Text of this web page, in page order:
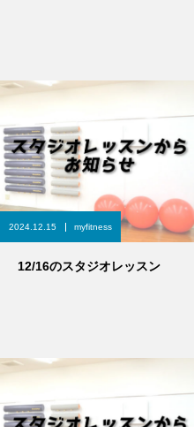
2024.12.15 myfitness
12/16のスタジオレッスン